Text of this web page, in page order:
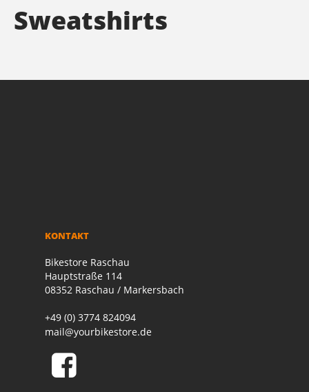
Sweatshirts
KONTAKT
Bikestore Raschau
Hauptstraße 114
08352 Raschau / Markersbach
+49 (0) 3774 824094
mail@yourbikestore.de